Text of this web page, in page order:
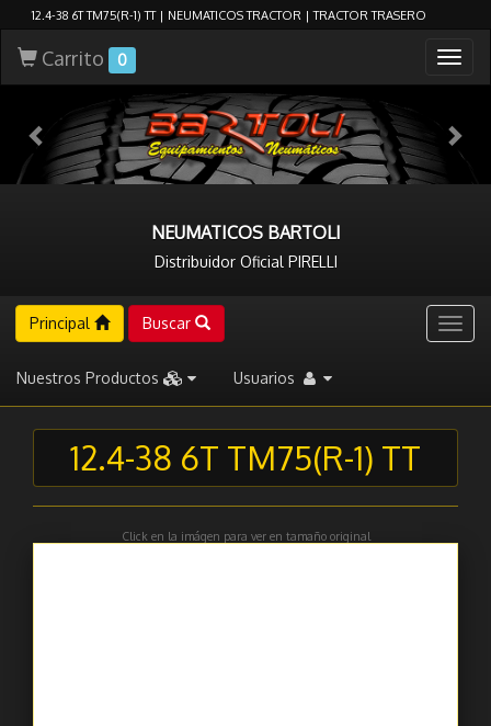
12.4-38 6T TM75(R-1) TT | NEUMATICOS TRACTOR | TRACTOR TRASERO
Carrito 0
NEUMATICOS BARTOLI
Distribuidor Oficial PIRELLI
Principal Buscar
Nuestros Productos Usuarios
12.4-38 6T TM75(R-1) TT
Click en la imágen para ver en tamaño original